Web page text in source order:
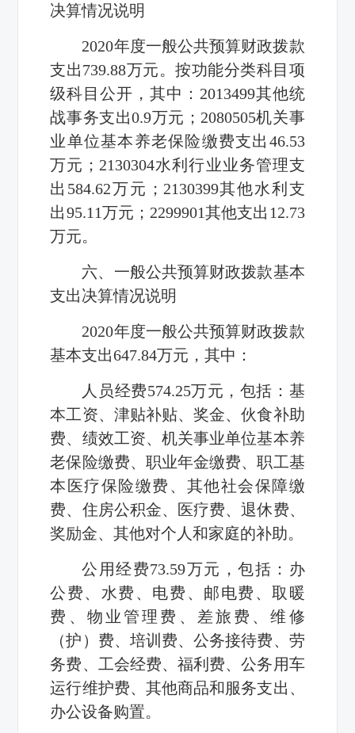
决算情况说明
2020年度一般公共预算财政拨款
支出739.88万元。按功能分类科目项
级科目公开，其中：2013499其他统
战事务支出0.9万元；2080505机关事
业单位基本养老保险缴费支出46.53
万元；2130304水利行业业务管理支
出584.62万元；2130399其他水利支
出95.11万元；2299901其他支出12.73
万元。
六、一般公共预算财政拨款基本
支出决算情况说明
2020年度一般公共预算财政拨款
基本支出647.84万元，其中：
人员经费574.25万元，包括：基
本工资、津贴补贴、奖金、伙食补助
费、绩效工资、机关事业单位基本养
老保险缴费、职业年金缴费、职工基
本医疗保险缴费、其他社会保障缴
费、住房公积金、医疗费、退休费、
奖励金、其他对个人和家庭的补助。
公用经费73.59万元，包括：办
公费、水费、电费、邮电费、取暖
费、物业管理费、差旅费、维修
（护）费、培训费、公务接待费、劳
务费、工会经费、福利费、公务用车
运行维护费、其他商品和服务支出、
办公设备购置。